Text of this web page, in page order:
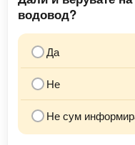
водовод?
Да
Не
Не сум